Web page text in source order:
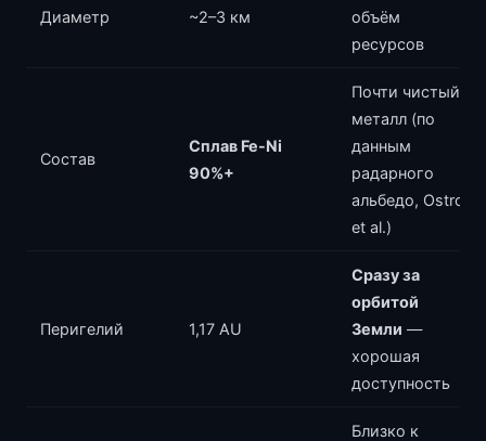
Диаметр ~2–3 км
объём
ресурсов
Состав
Сплав Fe-Ni
90%+
Почти чистый
металл (по
данным
радарного
альбедо, Ostro
et al.)
Перигелий 1,17 AU
Сразу за
орбитой
Земли —
хорошая
доступность
Близко к